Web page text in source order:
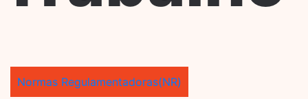
Normas Regulamentadoras(NR)